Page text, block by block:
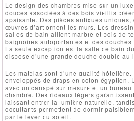
Le design des chambres mise sur un
douces associées à des bois vieillis
apaisante. Des pièces antiques uniques,
œuvres d’art ornent les murs. Les
salles de bain allient marbre et bois de
baignoires autoportantes et des douches
La seule exception est la salle de bain
dispose d’une grande douche double au
Les matelas sont d’une qualité
enveloppés de draps en coton égyptien.
avec un canapé sur mesure et un bureau
chambre. Des rideaux légers
laissant entrer la lumière naturelle,
occultants permettent de dormir
par le lever du soleil.